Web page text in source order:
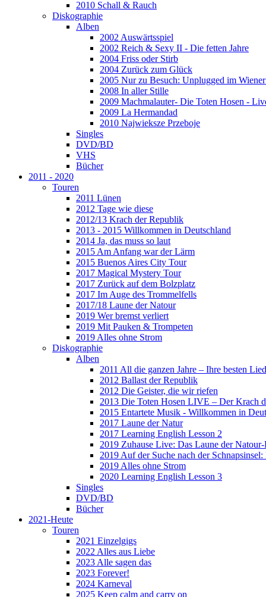
2010 Schall & Rauch
Diskographie
Alben
2002 Auswärtsspiel
2002 Reich & Sexy II - Die fetten Jahre
2004 Friss oder Stirb
2004 Zurück zum Glück
2005 Nur zu Besuch: Unplugged im
2008 In aller Stille
2009 Machmalauter- Die Toten Hosen -
2009 La Hermandad
2010 Najwieksze Przeboje
Singles
DVD/BD
VHS
Bücher
2011 - 2020
Touren
2011 Lünen
2012 Tage wie diese
2012/13 Krach der Republik
2013 - 2015 Willkommen in Deutschland
2014 Ja, das muss so laut
2015 Am Anfang war der Lärm
2015 Buenos Aires City Tour
2017 Magical Mystery Tour
2017 Zurück auf dem Bolzplatz
2017 Im Auge des Trommelfells
2017/18 Laune der Natour
2019 Wer bremst verliert
2019 Mit Pauken & Trompeten
2019 Alles ohne Strom
Diskographie
Alben
2011 All die ganzen Jahre – Ihre besten
2012 Ballast der Republik
2012 Die Geister, die wir riefen
2013 Die Toten Hosen LIVE – Der Krach
2015 Entartete Musik - Willkommen in
2017 Laune der Natur
2017 Learning English Lesson 2
2019 Zuhause Live: Das Laune der
2019 Auf der Suche nach der
2019 Alles ohne Strom
2020 Learning English Lesson 3
Singles
DVD/BD
Bücher
2021-Heute
Touren
2021 Einzelgigs
2022 Alles aus Liebe
2023 Alle sagen das
2023 Forever!
2024 Karneval
2025 Keep calm and carry on